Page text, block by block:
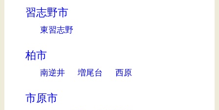
習志野市
東習志野
柏市
南逆井 増尾台 西原
市原市